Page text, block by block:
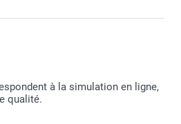
heureux de vous savoir satisfaite
à la simulation en ligne,
qualité.